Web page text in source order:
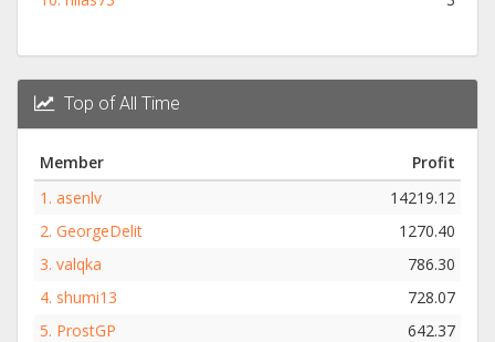
Top of All Time
Member
Profit
1. asenlv
14219.12
2. GeorgeDelit
1270.40
3. valqka
786.30
4. shumi13
728.07
5. ProstGP
642.37